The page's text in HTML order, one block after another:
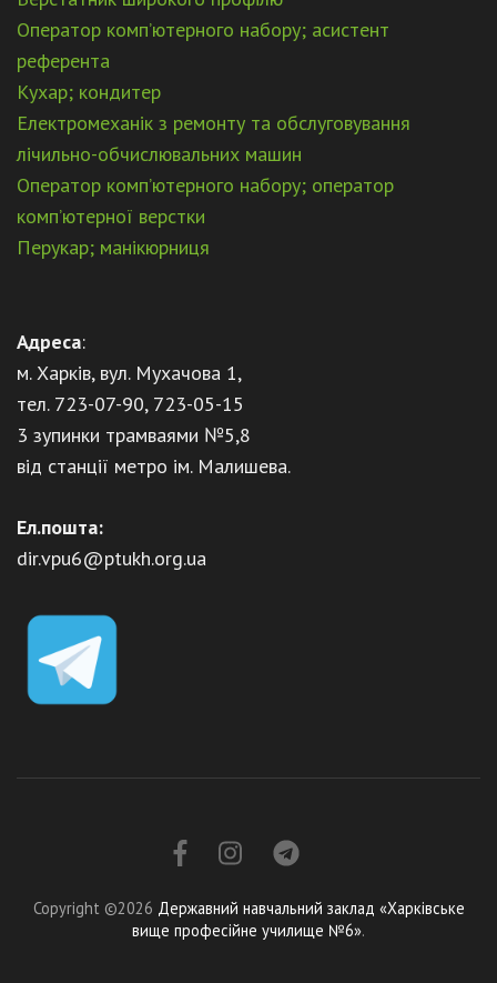
Оператор комп’ютерного набору; асистент
референта
Кухар; кондитер
Електромеханік з ремонту та обслуговування
лічильно-обчислювальних машин
Оператор комп’ютерного набору; оператор
комп’ютерної верстки
Перукар; манікюрниця
Адреса:
м. Харків, вул. Мухачова 1,
тел. 723-07-90, 723-05-15
3 зупинки трамваями №5,8
від станції метро ім. Малишева.
Ел.пошта:
dir.vpu6@ptukh.org.ua
Copyright ©2026 Державний навчальний заклад «Харківське
вище професійне училище №6».